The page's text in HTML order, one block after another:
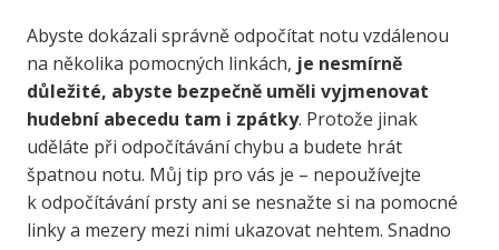
Abyste dokázali správně odpočítat notu vzdálenou
na několika pomocných linkách, je nesmírně
důležité, abyste bezpečně uměli vyjmenovat
hudební abecedu tam i zpátky. Protože jinak
uděláte při odpočítávání chybu a budete hrát
špatnou notu. Můj tip pro vás je – nepoužívejte
k odpočítávání prsty ani se nesnažte si na pomocné
linky a mezery mezi nimi ukazovat nehtem. Snadno